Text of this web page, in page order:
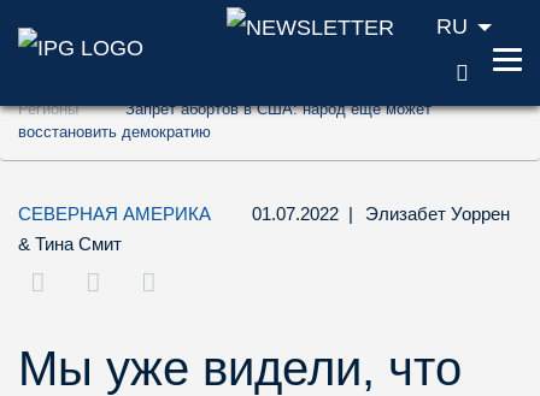
Перейти к содержанию (ключ доступа
Перейти к поиску (ключ доступа '2')
RU
Регионы
Запрет абортов в США: народ еще может
восстановить демократию
СЕВЕРНАЯ АМЕРИКА 01.07.2022 |
Элизабет Уоррен
& Тина Смит
Мы уже видели, что